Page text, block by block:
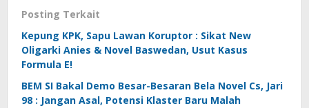
Posting Terkait
Kepung KPK, Sapu Lawan Koruptor : Sikat New
Oligarki Anies & Novel Baswedan, Usut Kasus
Formula E!
BEM SI Bakal Demo Besar-Besaran Bela Novel Cs, Jari
98 : Jangan Asal, Potensi Klaster Baru Malah